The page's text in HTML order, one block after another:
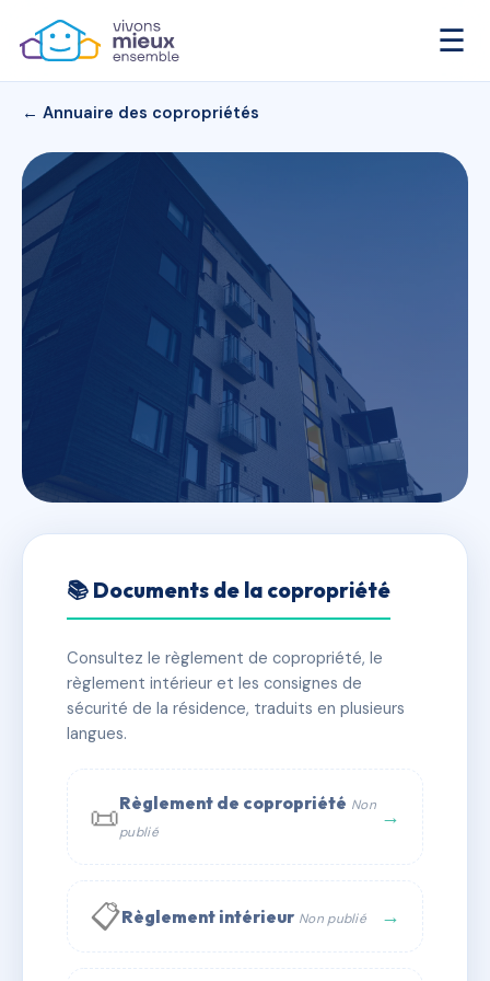
☰
← Annuaire des copropriétés
41 D'AGUESSEAU
BILLANCOURT
✓ Immatriculée 🏠 89 lots 🏗 3 bâtiment(s)
✉ Email
📚 Documents de la copropriété
Consultez le règlement de copropriété, le
règlement intérieur et les consignes de
sécurité de la résidence, traduits en plusieurs
langues.
📜Règlement de copropriété Non
publié
→
📋Règlement intérieur Non publié →